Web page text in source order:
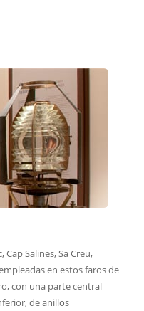
Salines, Sa Creu,
en estos faros de
con una parte central
de anillos